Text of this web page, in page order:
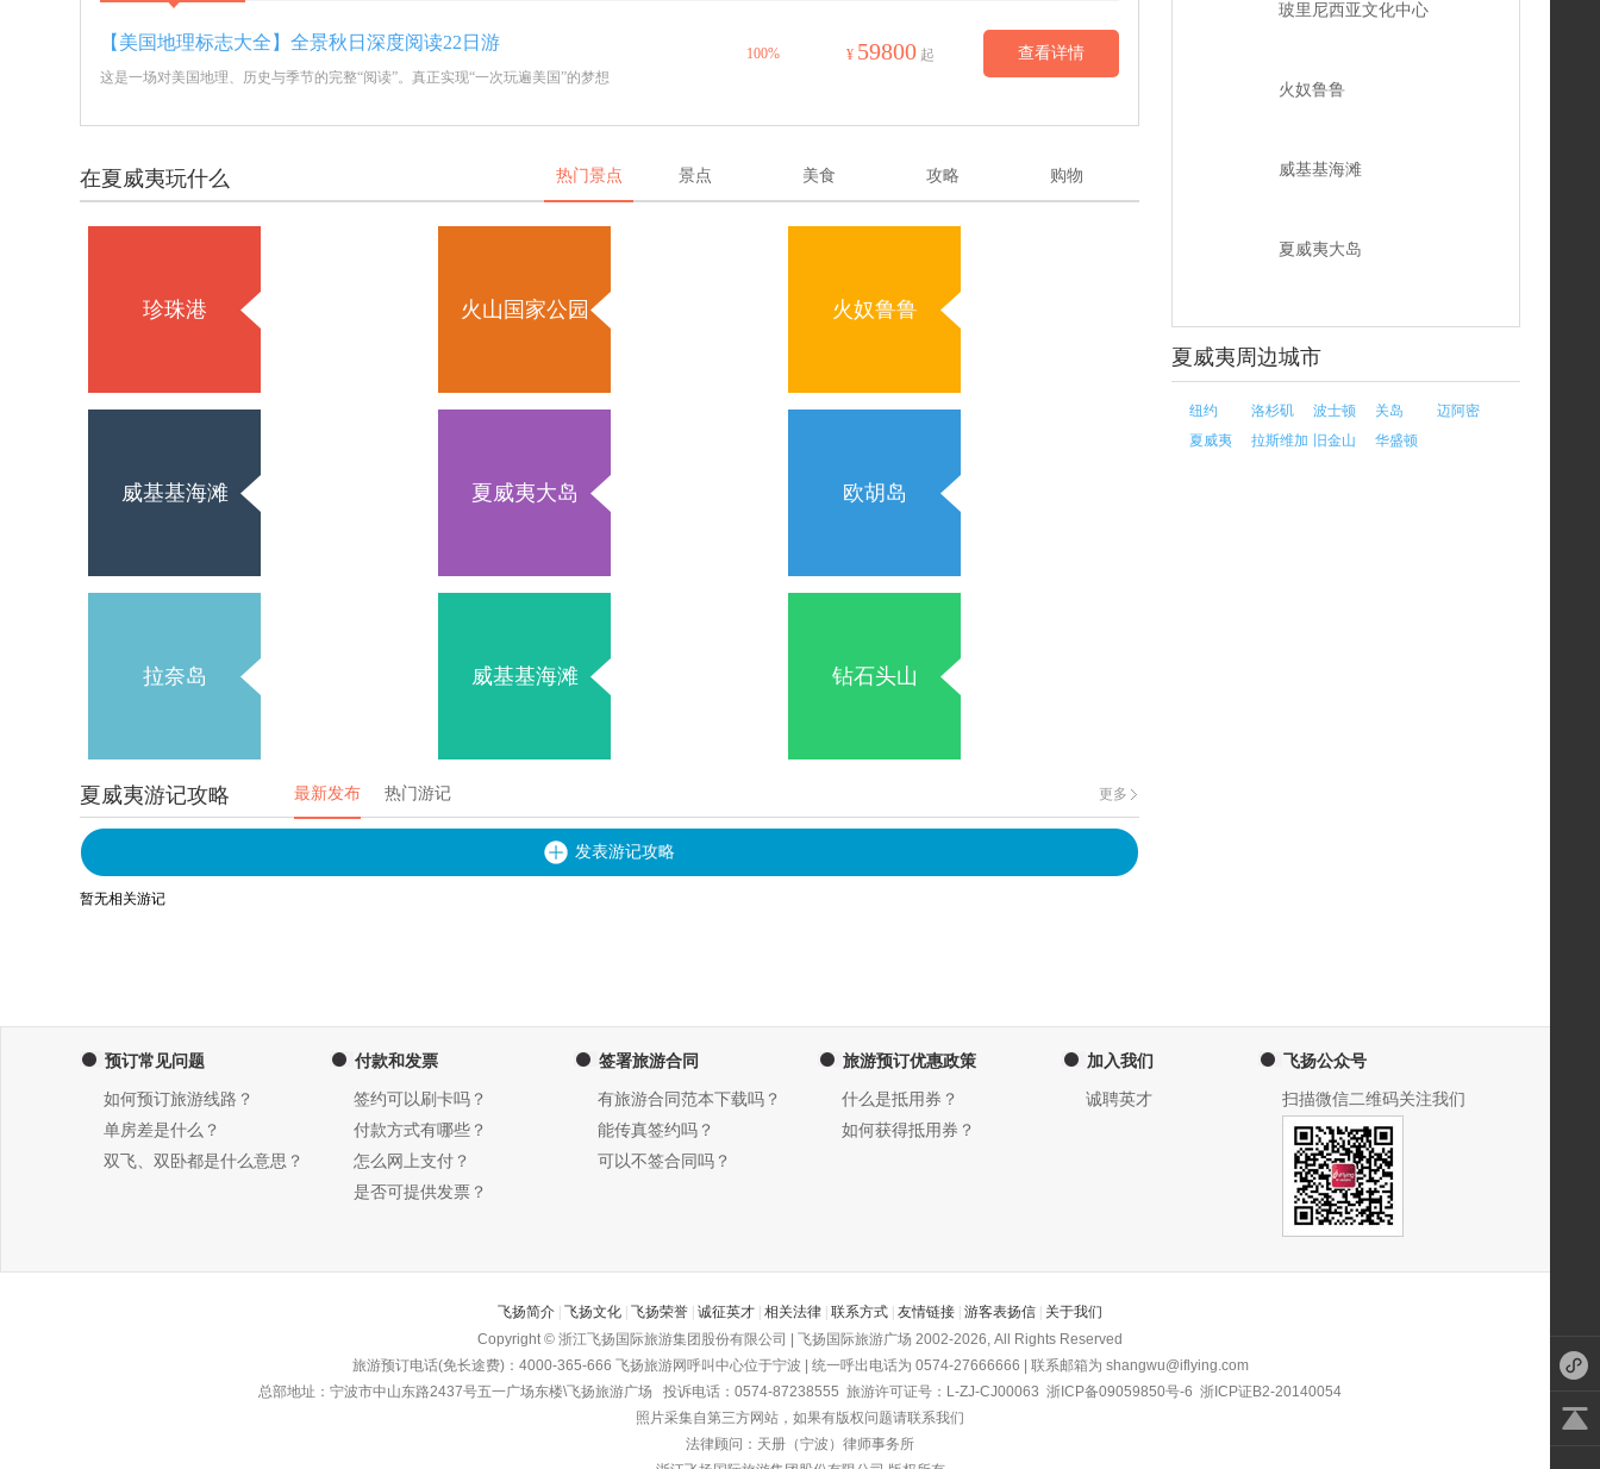
【美国地理标志大全】全景秋日深度阅读22日游
这是一场对美国地理、历史与季节的完整“阅读”。真正实现“一次玩遍美国”的梦想
100% ¥ 59800 起 查看详情
在夏威夷玩什么 热门景点 景点 美食 攻略 购物
珍珠港 火山国家公园 火奴鲁鲁
威基基海滩 夏威夷大岛 欧胡岛
拉奈岛 威基基海滩 钻石头山
夏威夷游记攻略 最新发布 热门游记 更多
发表游记攻略
暂无相关游记
玻里尼西亚文化中心
火奴鲁鲁
威基基海滩
夏威夷大岛
夏威夷周边城市
纽约 洛杉矶 波士顿 关岛
迈阿密
夏威夷
拉斯维加
旧金山 华盛顿
预订常见问题
如何预订旅游线路？
单房差是什么？
双飞、双卧都是什么意思？
付款和发票
签约可以刷卡吗？
付款方式有哪些？
怎么网上支付？
是否可提供发票？
签署旅游合同
有旅游合同范本下载吗？
能传真签约吗？
可以不签合同吗？
旅游预订优惠政策
什么是抵用券？
如何获得抵用券？
加入我们
诚聘英才
飞扬公众号
扫描微信二维码关注我们
飞扬简介 飞扬文化 飞扬荣誉 诚征英才 相关法律 联系方式 友情链接 游客表扬信
关于我们
Copyright © 浙江飞扬国际旅游集团股份有限公司 | 飞扬国际旅游广场 2002-2026, All Rights Reserved
旅游预订电话(免长途费)：4000-365-666 飞扬旅游网呼叫中心位于宁波 | 统一呼出电话为 0574-27666666 | 联系邮箱为 shangwu@iflying.com
总部地址：宁波市中山东路2437号五一广场东楼\飞扬旅游广场 投诉电话：0574-87238555 旅游许可证号：L-ZJ-CJ00063 浙ICP备09059850号-6 浙ICP证B2-20140054
照片采集自第三方网站，如果有版权问题请联系我们
法律顾问：天册（宁波）律师事务所